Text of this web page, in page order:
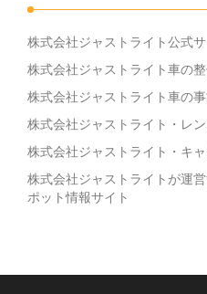
株式会社ジャストライト公式サ
株式会社ジャストライト車の
株式会社ジャストライト車の
株式会社ジャストライト・レ
株式会社ジャストライト・キ
株式会社ジャストライトが運
ポット情報サイト